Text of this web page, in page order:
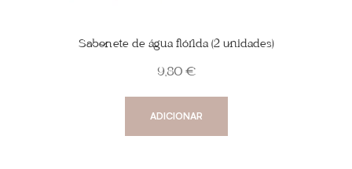
Sabonete de água flórida (2 unidades)
9,80 €
ADICIONAR